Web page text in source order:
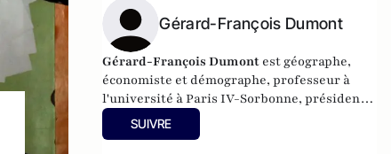
Gérard-François Dumont
Gérard-François Dumont est géographe,
économiste et démographe, professeur à
l'université à Paris IV-Sorbonne, président
de la revue Population & Avenir
notamment dePopulations et Territoires de
SUIVRE